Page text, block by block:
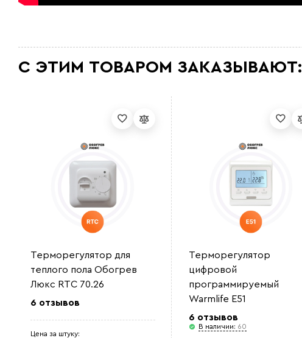
С ЭТИМ ТОВАРОМ ЗАКАЗЫВАЮТ:
Терморегулятор для
теплого пола Обогрев
Люкс RTC 70.26
6 отзывов
Цена за штуку:
Терморегулятор
цифровой
программируемый
Warmlife E51
6 отзывов
В наличии: 60